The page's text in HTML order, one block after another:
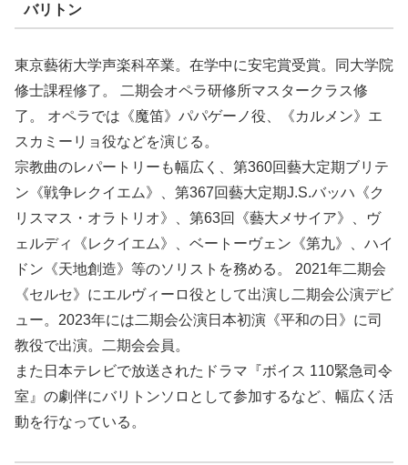
バリトン
東京藝術大学声楽科卒業。在学中に安宅賞受賞。同大学院
修士課程修了。 二期会オペラ研修所マスタークラス修
了。 オペラでは《魔笛》パパゲーノ役、《カルメン》エ
スカミーリョ役などを演じる。
宗教曲のレパートリーも幅広く、第360回藝大定期ブリテ
ン《戦争レクイエム》、第367回藝大定期J.S.バッハ《ク
リスマス・オラトリオ》、第63回《藝大メサイア》、ヴ
ェルディ《レクイエム》、ベートーヴェン《第九》、ハイ
ドン《天地創造》等のソリストを務める。 2021年二期会
《セルセ》にエルヴィーロ役として出演し二期会公演デビ
ュー。2023年には二期会公演日本初演《平和の日》に司
教役で出演。二期会会員。
また日本テレビで放送されたドラマ『ボイス 110緊急司令
室』の劇伴にバリトンソロとして参加するなど、幅広く活
動を行なっている。